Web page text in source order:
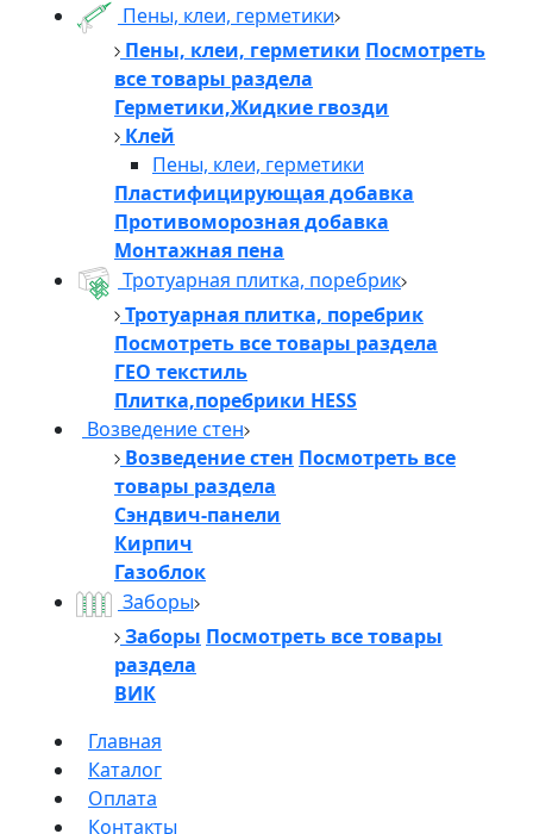
Пены, клеи, герметики
Пены, клеи, герметики Посмотреть
все товары раздела
Герметики,Жидкие гвозди
Клей
Пены, клеи, герметики
Пластифицирующая добавка
Противоморозная добавка
Монтажная пена
Тротуарная плитка, поребрик
Тротуарная плитка, поребрик
Посмотреть все товары раздела
ГЕО текстиль
Плитка,поребрики HESS
Возведение стен
Возведение стен Посмотреть все
товары раздела
Сэндвич-панели
Кирпич
Газоблок
Заборы
Заборы Посмотреть все товары
раздела
ВИК
Главная
Каталог
Оплата
Контакты